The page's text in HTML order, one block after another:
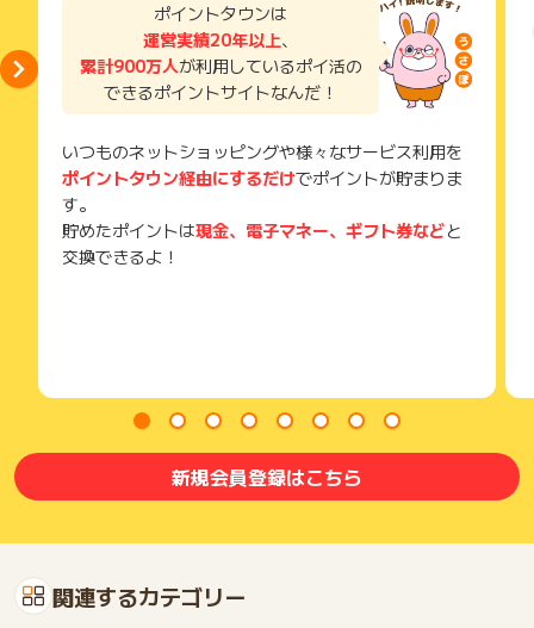
獲得待ち・獲得失敗の状態でお問い合わせされる際に、該当の
メールを送っていただく場合がございます。
そのため、紛失・破棄された場合は対応いたしかねますので、
ご注意ください。
ポイントタウンは
運営実績20年以上、
累計900万人が利用しているポイ活の
できるポイントサイトなんだ！
いつものネットショッピングや様々なサービス利用を
ポイントタウン経由にするだけでポイントが貯まりま
す。
貯めたポイントは現金、電子マネー、ギフト券などと
交換できるよ！
新規会員登録はこちら
関連するカテゴリー